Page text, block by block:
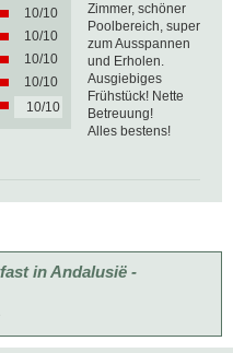
10/10
10/10
10/10
10/10
10/10
Zimmer, schöner
Poolbereich, super
zum Ausspannen
und Erholen.
Ausgiebiges
Frühstück! Nette
Betreuung!
Alles bestens!
in Andalusië -